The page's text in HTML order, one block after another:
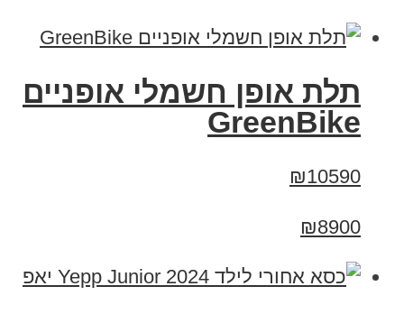
תלת אופן חשמלי אופניים
GreenBike
₪10590
₪8900